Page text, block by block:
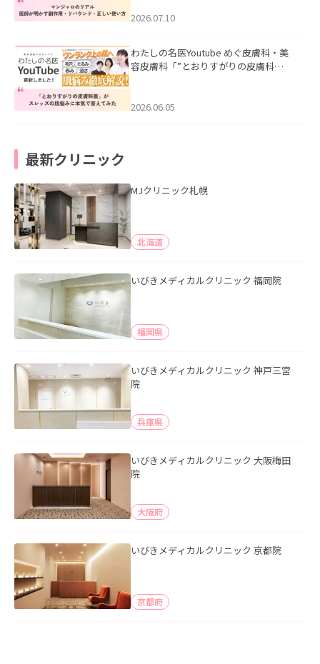
た。
2026.07.10
わたしの名医Youtube めぐ皮膚科・美
容皮膚科「”とおりすがりの皮膚科
2026.06.05
最新クリニック
MJクリニック札幌
北海道
いびきメディカルクリニック 福岡院
福岡県
いびきメディカルクリニック 神戸三宮
院
兵庫県
いびきメディカルクリニック 大阪梅田
院
大阪府
いびきメディカルクリニック 京都院
京都府